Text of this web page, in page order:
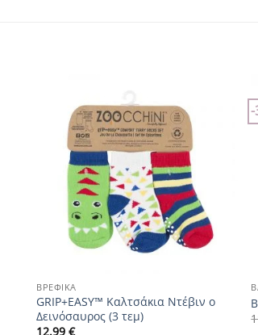
wishlist
ΒΡΕΦΙΚΆ
GRIP+EASY™ Καλτσάκια Ντέβιν ο
Δεινόσαυρος (3 τεμ)
12.99€
-